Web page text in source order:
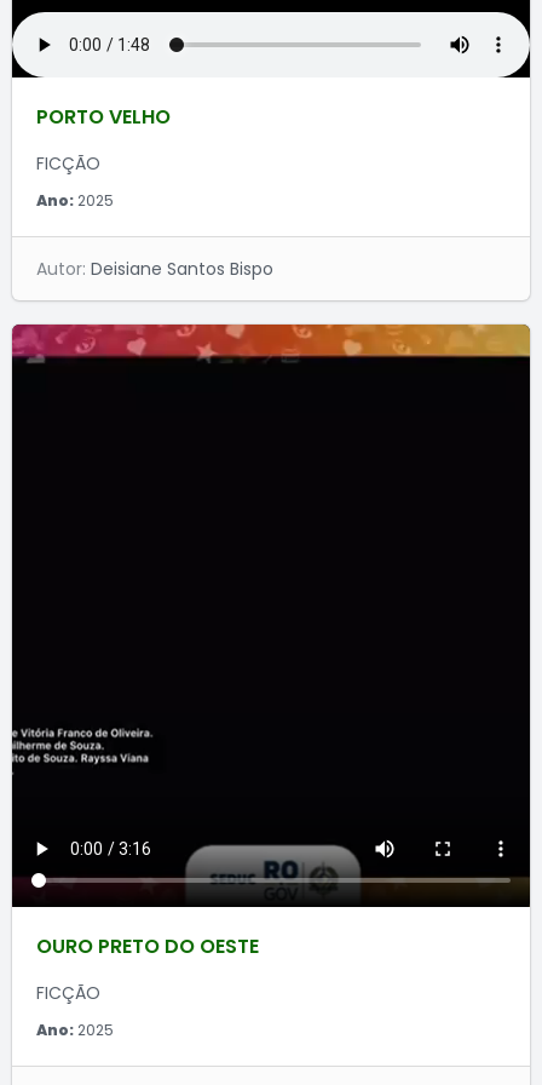
PORTO VELHO
FICÇÃO
Ano:2025
Autor: Deisiane Santos Bispo
OURO PRETO DO OESTE
FICÇÃO
Ano:2025